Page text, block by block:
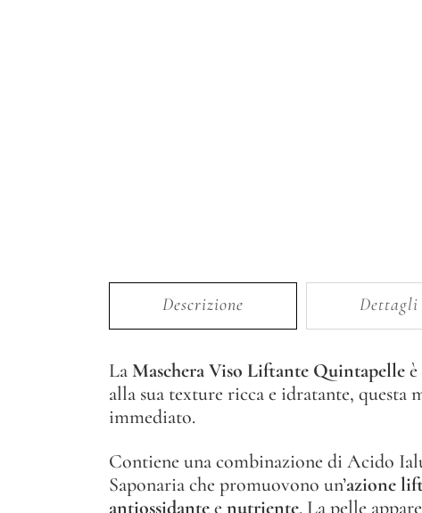
Descrizione Dettagli
LaMaschera Viso Liftante Quintapelle
alla sua texture ricca e idratante,
immediato.
Contiene una combinazione di Acido
Saponaria che promuovono un’azione
antiossidanteenutriente. La pelle